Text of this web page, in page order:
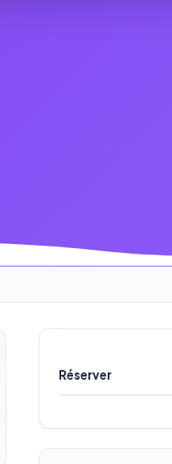
Réserver